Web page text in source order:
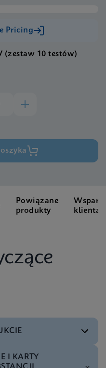
Pricing
(zestaw 10 testów)
Powiązane
produkty
klienta
I KARTY